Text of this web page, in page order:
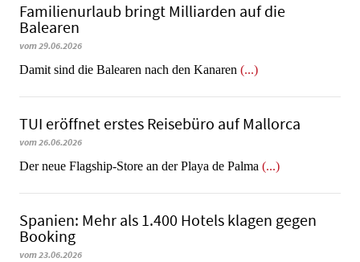
Familienurlaub bringt Milliarden auf die
Balearen
vom 29.06.2026
​​​​​​​Damit sind die Balearen nach den Kanaren (...)
TUI eröffnet erstes Reisebüro auf Mallorca
vom 26.06.2026
Der neue Flagship-Store an der Playa de Palma (...)
Spanien: Mehr als 1.400 Hotels klagen gegen
Booking
vom 23.06.2026